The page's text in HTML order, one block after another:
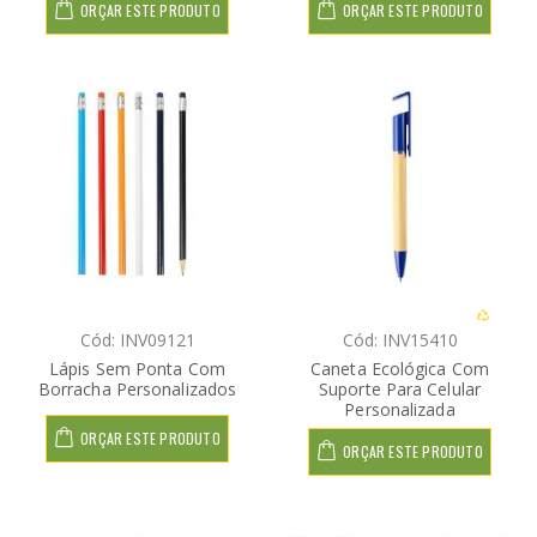
ORÇAR ESTE PRODUTO ORÇAR ESTE PRODUTO
Cód: INV09121
Lápis Sem Ponta Com
Borracha Personalizados
ORÇAR ESTE PRODUTO
Cód: INV15410
Caneta Ecológica Com
Suporte Para Celular
Personalizada
ORÇAR ESTE PRODUTO